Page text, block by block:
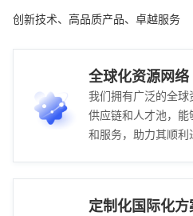
创新技术、高品质产品、卓越服务
全球化资源网络
我们拥有广泛的全球
供应链和人才池，
和服务，助力其顺利
定制化国际化方